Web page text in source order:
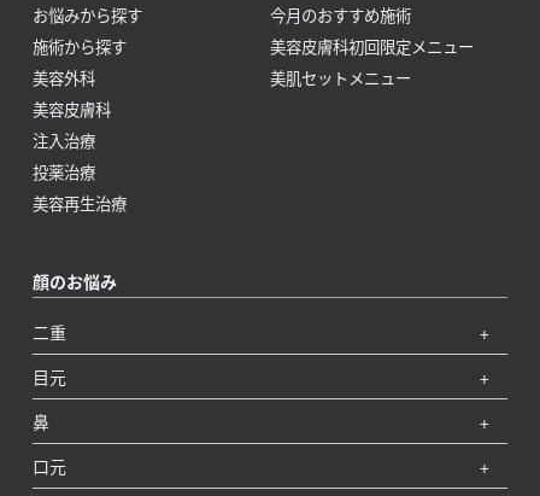
お悩みから探す
施術から探す
美容外科
美容皮膚科
注入治療
投薬治療
美容再生治療
今月のおすすめ施術
美容皮膚科初回限定メニュー
美肌セットメニュー
顔のお悩み
二重
目元
鼻
口元